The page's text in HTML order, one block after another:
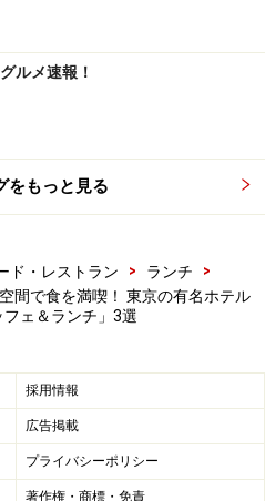
円（未就学児無料）
月曜日限定）
終入店 14：00／L.O. 14：
みプラン2980円（コーヒー
ス料込
アット セントリック 銀座 東
ルメ速報！
をもっと見る
ド・レストラン > ランチ
>
間で食を満喫！ 東京の有名ホテル
ェ＆ランチ」3選
採用情報
広告掲載
プライバシーポリシー
著作権・商標・免責